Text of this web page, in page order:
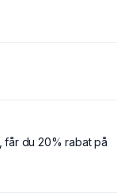
får du 20% rabat på